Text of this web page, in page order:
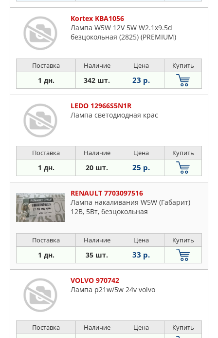
Kortex KBA1056
Лампа W5W 12V 5W W2.1x9.5d
безцокольная (2825) (PREMIUM)
Поставка Наличие Цена Купить
1 дн. 342 шт. 23 р.
LEDO 12966S5N1R
Лампа светодиодная крас
Поставка Наличие Цена Купить
1 дн. 20 шт. 25 р.
RENAULT 7703097516
Лампа накаливания W5W (Габарит)
12В, 5Вт, безцокольная
Поставка Наличие Цена Купить
1 дн. 35 шт. 33 р.
VOLVO 970742
Лампа p21w/5w 24v volvo
Поставка Наличие Цена Купить